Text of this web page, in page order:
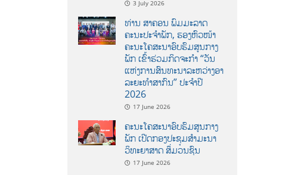
3 July 2026
ທ່ານ ສາຄອນ ພົມມະລາດ
ຄະນະປະຈໍາພັກ, ຮອງຫົວໜ້າ
ຄະນະໂຄສະນາອົບຮົມສູນກາງ
ພັກ ເຂົ້າຮ່ວມກິດຈະກຳ “ວັນ
ແຫ່ງການສົນທະນາລະຫວ່າງອາ
ລະຍະທຳສາກົນ” ປະຈຳປີ
2026
17 June 2026
ຄະນະໂຄສະນາອົບຮົມສູນກາງ
ພັກ ເປີດກອງປະຊຸມສຳມະນາ
ວິທະຍາສາດ ສຶ່ມວນຊົນ
17 June 2026